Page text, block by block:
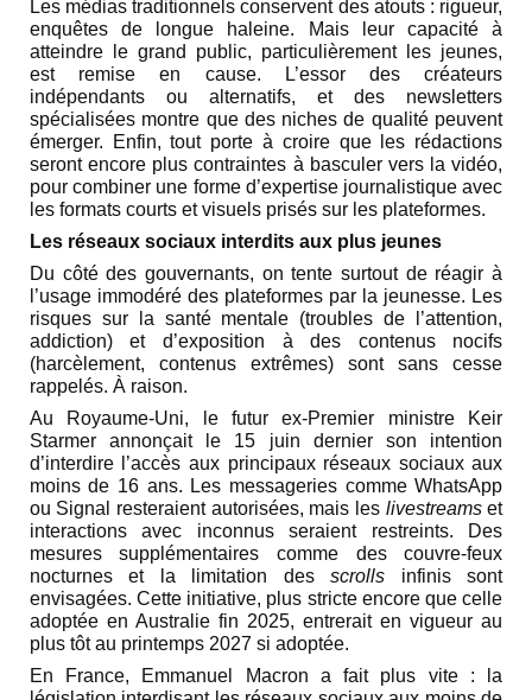
Les médias traditionnels conservent des atouts : rigueur,
enquêtes de longue haleine. Mais leur capacité à
atteindre le grand public, particulièrement les jeunes,
est remise en cause. L’essor des créateurs
indépendants ou alternatifs, et des newsletters
spécialisées montre que des niches de qualité peuvent
émerger. Enfin, tout porte à croire que les rédactions
seront encore plus contraintes à basculer vers la vidéo,
pour combiner une forme d’expertise journalistique avec
les formats courts et visuels prisés sur les plateformes.
Les réseaux sociaux interdits aux plus jeunes
Du côté des gouvernants, on tente surtout de réagir à
l’usage immodéré des plateformes par la jeunesse. Les
risques sur la santé mentale (troubles de l’attention,
addiction) et d’exposition à des contenus nocifs
(harcèlement, contenus extrêmes) sont sans cesse
rappelés. À raison.
Au Royaume-Uni, le futur ex-Premier ministre Keir
Starmer annonçait le 15 juin dernier son intention
d’interdire l’accès aux principaux réseaux sociaux aux
moins de 16 ans. Les messageries comme WhatsApp
ou Signal resteraient autorisées, mais les livestreamset
interactions avec inconnus seraient restreints. Des
mesures supplémentaires comme des couvre-feux
nocturnes et la limitation desscrolls infinis sont
envisagées. Cette initiative, plus stricte encore que celle
adoptée en Australie fin 2025, entrerait en vigueur au
plus tôt au printemps 2027 si adoptée.
En France, Emmanuel Macron a fait plus vite : la